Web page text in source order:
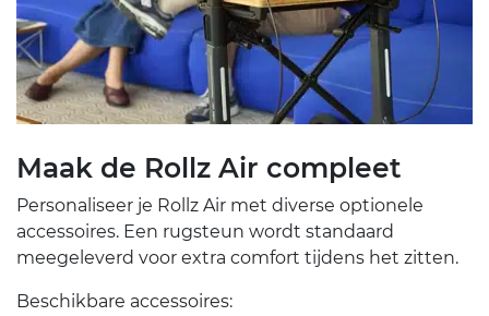
Maak de Rollz Air compleet
Personaliseer je Rollz Air met diverse optionele
accessoires. Een rugsteun wordt standaard
meegeleverd voor extra comfort tijdens het zitten.
Beschikbare accessoires: